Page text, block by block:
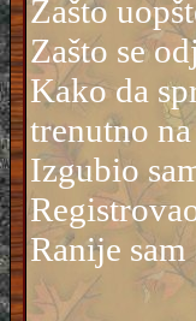
Zašto
Zašto se
Kako da
trenutno
Izgubio
Ranije